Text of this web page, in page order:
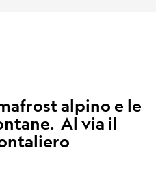
alpino e le
Al via il